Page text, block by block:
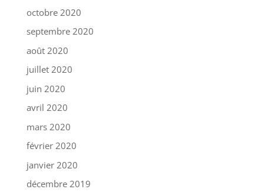
octobre 2020
septembre 2020
août 2020
juillet 2020
juin 2020
avril 2020
mars 2020
février 2020
janvier 2020
décembre 2019